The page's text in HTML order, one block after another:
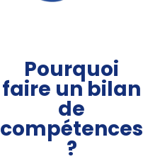
Pourquoi
faire un bilan
de
compétences
?